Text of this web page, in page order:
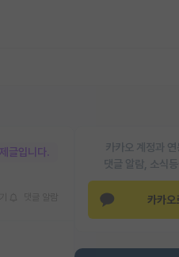
카카오 계정과
댓글 알람, 소식
카카오
글입니다.